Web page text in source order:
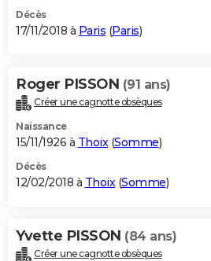
Décès
17/11/2018 à Paris (Paris)
Roger PISSON (91 ans)
Créer une cagnotte obsèques
Naissance
15/11/1926 à Thoix(Somme)
Décès
12/02/2018 à Thoix(Somme)
Yvette PISSON (84 ans)
Créer une cagnotte obsèques